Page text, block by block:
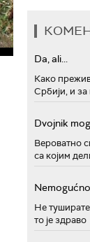
Da, ali...
Како
Србији, и
Dvojnik
Вероватно
са којим
Не
то је здраво